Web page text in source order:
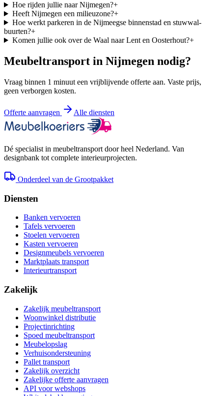
Hoe rijden jullie naar Nijmegen?+
Heeft Nijmegen een milieuzone?+
Hoe werkt parkeren in de Nijmeegse binnenstad en stuwwal-
buurten?+
Komen jullie ook over de Waal naar Lent en Oosterhout?+
Meubeltransport in Nijmegen nodig?
Vraag binnen 1 minuut een vrijblijvende offerte aan. Vaste prijs,
geen verborgen kosten.
Offerte aanvragen Alle diensten
Dé specialist in meubeltransport door heel Nederland. Van
designbank tot complete interieurprojecten.
Onderdeel van de Grootpakket
Diensten
Banken vervoeren
Tafels vervoeren
Stoelen vervoeren
Kasten vervoeren
Designmeubels vervoeren
Marktplaats transport
Interieurtransport
Zakelijk
Zakelijk meubeltransport
Woonwinkel distributie
Projectinrichting
Spoed meubeltransport
Meubelopslag
Verhuisondersteuning
Pallet transport
Zakelijk overzicht
Zakelijke offerte aanvragen
API voor webshops